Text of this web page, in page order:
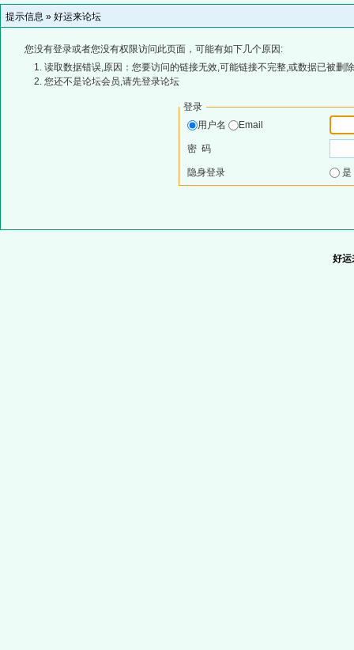
提示信息 » 好运来论坛
您没有登录或者您没有权限访问此页面，可能有如下几个原因:
读取数据错误,原因：您要访问的链接无效,可能链接不完整,或数据已被删
您还不是论坛会员,请先登录论坛
登录
用户名
Email
密 码
隐身登录
好